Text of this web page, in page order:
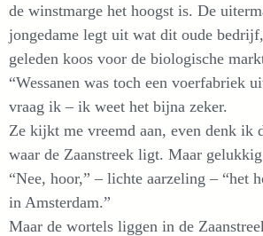
de winstmarge het hoogst is. De
jongedame legt uit wat dit oude
geleden koos voor de biologische
“Wessanen was toch een voerfabriek
vraag ik – ik weet het bijna zeker.
Ze kijkt me vreemd aan, even denk ik
waar de Zaanstreek ligt. Maar
“Nee, hoor,” – lichte aarzeling – “het
in Amsterdam.”
Maar de wortels liggen in de